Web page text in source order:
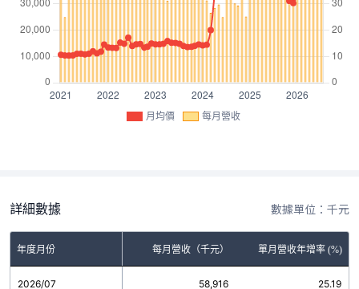
月均價 每月營收
詳細數據 數據單位：千元
年度月份 每月營收（千元） 單月營收年增率 (%)
2026/07 58,916 25.19